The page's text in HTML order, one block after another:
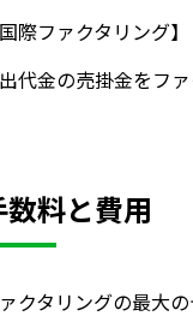
国際ファクタリング】
代金の売掛金をフ
数料と費用
クタリングの最大